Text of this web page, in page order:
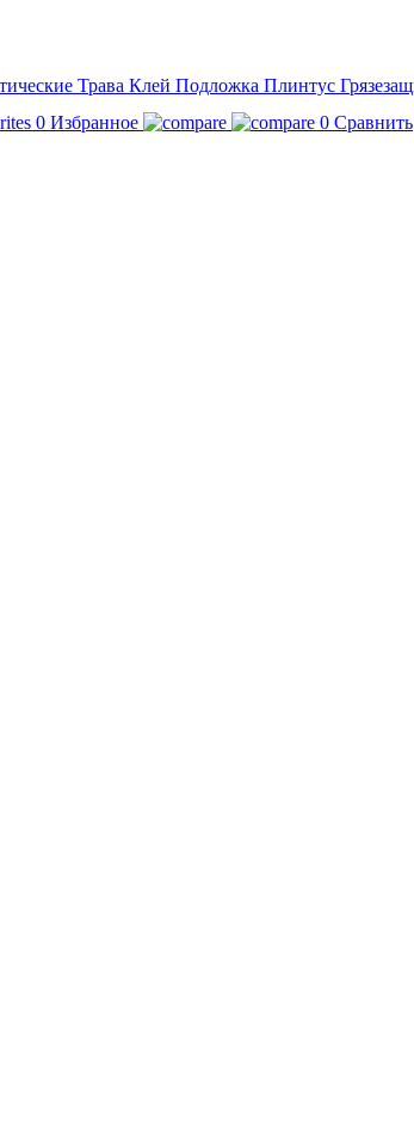
Трава Клей Подложка Плинтус
0 Избранное 0 Сравнить